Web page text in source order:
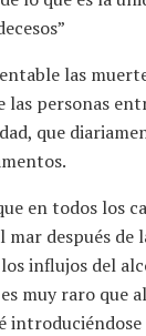
las
las personas
que
en todos los
después de
influjos del
muy raro que
introduciéndose